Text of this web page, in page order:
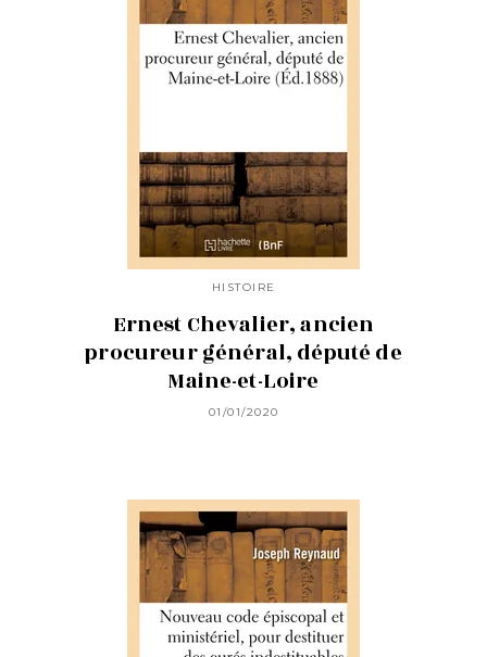
HISTOIRE
Ernest Chevalier, ancien
procureur général, député de
Maine-et-Loire
01/01/2020